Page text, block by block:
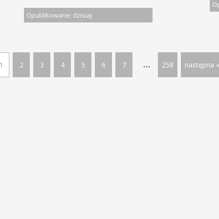
Opublikowane: dzisiaj
1 2 3 4 5 6 7 ... 258 następna »